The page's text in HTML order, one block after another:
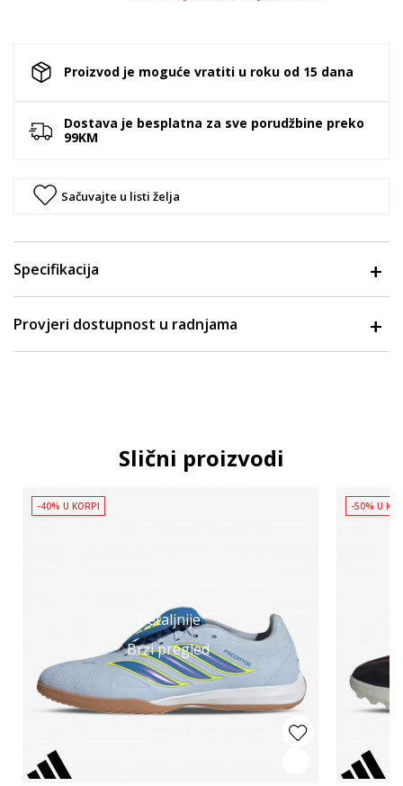
Proizvod je moguće vratiti u roku od 15 dana
Dostava je besplatna za sve porudžbine preko
99KM
Sačuvajte u listi želja
Specifikacija
Provjeri dostupnost u radnjama
Slični proizvodi
Detaljnije
Brzi pregled
-40% U KORPI -50% U